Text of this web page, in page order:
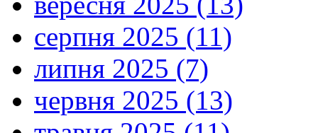
серпня 2025 (11)
липня 2025 (7)
червня 2025 (13)